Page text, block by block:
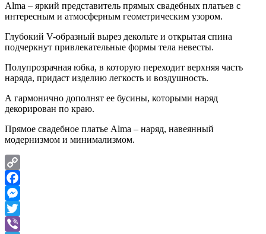
Alma – яркий представитель прямых свадебных платьев с
интересным и атмосферным геометрическим узором.
Глубокий V-образный вырез декольте и открытая спина
подчеркнут привлекательные формы тела невесты.
Полупрозрачная юбка, в которую переходит верхняя часть
наряда, придаст изделию легкость и воздушность.
А гармонично дополнят ее бусины, которыми наряд
декорирован по краю.
Прямое свадебное платье Alma – наряд, навеянный
модернизмом и минимализмом.
Copy
Link
Facebook
Messenger
Twitter